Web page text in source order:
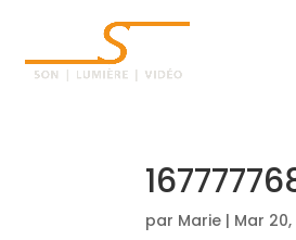
par Marie | Mar